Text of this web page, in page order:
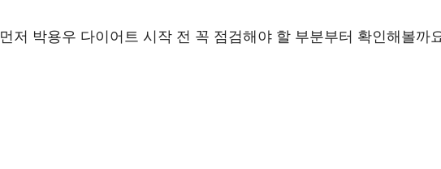
먼저 박용우 다이어트 시작 전 꼭 점검해야 할 부분부터 확인해볼까